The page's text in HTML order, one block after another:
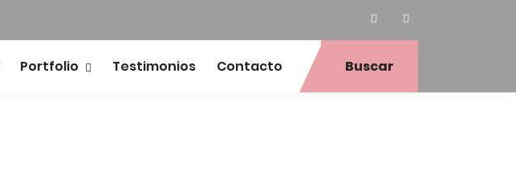
Portfolio Testimonios Contacto Buscar